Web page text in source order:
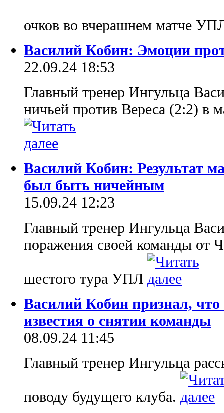
очков во вчерашнем матче
Василий Кобин: Эмоции
22.09.24 18:53
Главный тренер Ингульца
ничьей против Вереса (2:2) в
Василий Кобин: Результат
был быть ничейным
15.09.24 12:23
Главный тренер Ингульца
поражения своей команды от
шестого тура УПЛ
Василий Кобин признал, что
известия о снятии команды
08.09.24 11:45
Главный тренер Ингульца
поводу будущего клуба.